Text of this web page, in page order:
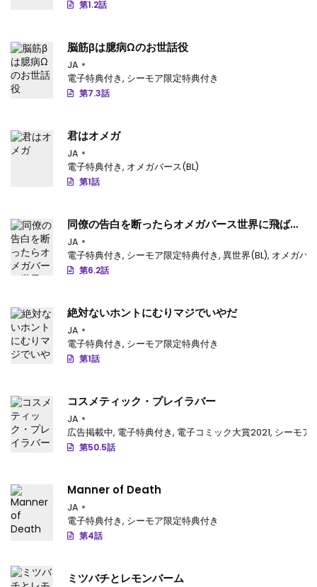
第1.2話
脳筋βは臆病Ωのお世話役
JA
電子特典付き, シーモア限定特典付き
第7.3話
君はオメガ
JA
電子特典付き, オメガバース(BL)
第1話
同僚の告白を断ったらオメガバース世界に飛ばさ
れた
JA
電子特典付き, シーモア限定特典付き, 異世界(BL), オメガバ
第6.2話
絶対ないホントにむりマジでいやだ
JA
電子特典付き, シーモア限定特典付き
第1話
コスメティック・プレイラバー
JA
広告掲載中, 電子特典付き, 電子コミック大賞2021, シーモア
第50.5話
Manner of Death
JA
電子特典付き, シーモア限定特典付き
第4話
ミツバチとレモンバーム